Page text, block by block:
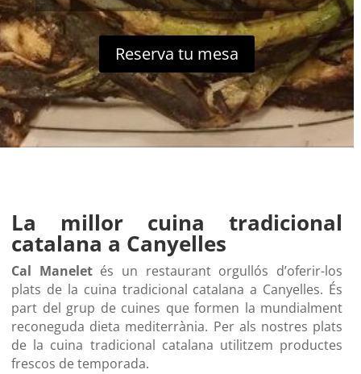
Reserva tu mesa
La millor cuina tradicional
catalana a Canyelles
Cal Maneletés un restaurant orgullós d’oferir-los
plats de la cuina tradicional catalana a Canyelles. És
part del grup de cuines que formen la mundialment
reconeguda dieta mediterrània. Per als nostres plats
de la cuina tradicional catalana utilitzem productes
frescos de temporada.